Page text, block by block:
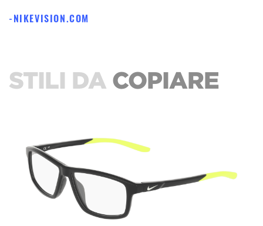
NIKEVISION.COM
STILI DA COPIARE